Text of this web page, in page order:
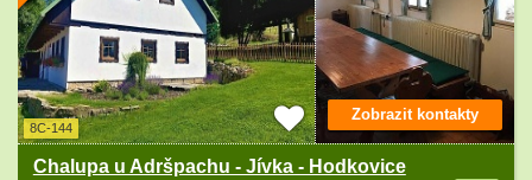
8C-144
Chalupa u Adršpachu - Jívka - Hodkovice
Zobrazit kontakty